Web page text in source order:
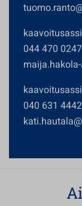
044 470 0247
040 631 4442